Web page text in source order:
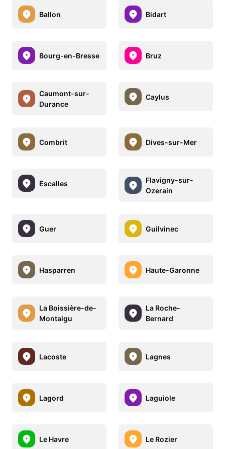
Ballon Bidart
Bourg-en-Bresse Bruz
Caumont-sur-
Durance
Caylus
Combrit Dives-sur-Mer
Escalles
Flavigny-sur-
Ozerain
Guer Guilvinec
Hasparren Haute-Garonne
La Boissière-de-
Montaigu
La Roche-
Bernard
Lacoste Lagnes
Lagord Laguiole
Le Havre Le Rozier